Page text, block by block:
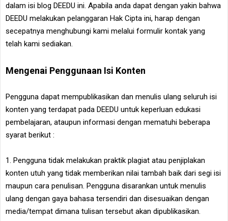
dalam isi blog DEEDU ini. Apabila anda dapat dengan yakin bahwa
DEEDU melakukan pelanggaran Hak Cipta ini, harap dengan
secepatnya menghubungi kami melalui formulir kontak yang
telah kami sediakan.
Mengenai Penggunaan Isi Konten
Pengguna dapat mempublikasikan dan menulis ulang seluruh isi
konten yang terdapat pada DEEDU untuk keperluan edukasi
pembelajaran, ataupun informasi dengan mematuhi beberapa
syarat berikut :
1. Pengguna tidak melakukan praktik plagiat atau penjiplakan
konten utuh yang tidak memberikan nilai tambah baik dari segi isi
maupun cara penulisan. Pengguna disarankan untuk menulis
ulang dengan gaya bahasa tersendiri dan disesuaikan dengan
media/tempat dimana tulisan tersebut akan dipublikasikan.